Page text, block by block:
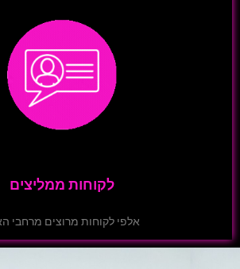
לקוחות ממליצים
אלפי לקוחות מרוצים מרחבי